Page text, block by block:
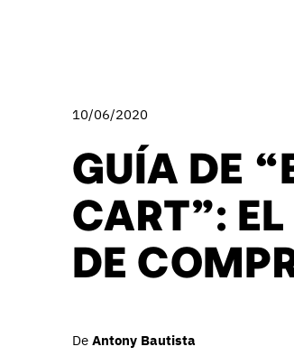
10/06/2020
GUÍA DE
CART”:
DE
De Antony Bautista